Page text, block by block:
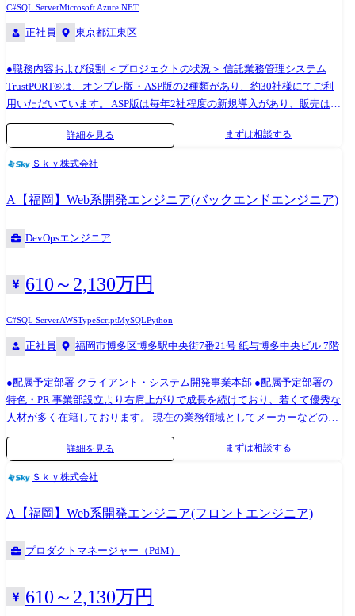
全般に変更の可能性があります。 ●部署の業務概要 仙台を拠点に東北エ
リアへ展開する、有店舗小売業のお客様向けに、基幹系・情報系システ
に向けた提案や当社アセット適用も行っています。
C#SQL ServerMicrosoft Azure .NET
正社員 東京都江東区
●職務内容および役割 ＜プロジェクトの状況＞ 信託業務管理システム
TrustPORT®は、オンプレ版・ASP版の2種類があり、約30社様にてご利
用いただいています。 ASP版は毎年2社程度の新規導入があり、販売は好
調です。 システムの運用保守、顧客要望に基づく開発、新規顧客の導入
支援など、小中規模の案件が多く、各メンバがPMとして複数案件を担当
しています。 ※信託業務管理システム TrustPORT®
で長年にわたり、多数の信託銀行向けに実施してきた受託資産管理シス
テムの個別開発、および信託業務管理システムパッケージの提供を通じ
て培ったノウハウと経験を生かして構築した信託業務システムパッケー
ジです。 ＜職務内容および役割> 信託系システムの主管部門として、保
業をPM指示のもと実施いただき、キャッチアップ後はPMとしてご活躍
いただくことを期待しています。 ●運用保守: 顧客の照会対応や障害対
果物レビュー、顧客への報告等。 ※ 設計・構築の実作業はプロジェク
ージ ＜部署の業務概要＞ 信託を扱う金融機関や信託会社のお客様が、業
務を円滑に管理できるよう支援する信託業務管理システム TrustPORT®の
主管部門です。 オンプレ版、ASP版の2種類があり、約30社様にてご利用
いただいています。 ASP版は毎年2社程度の新規導入があり、販売は好調
です。 システムの運用保守、顧客要望に基づく開発、新規顧客の導入支
援など、幅広い業務を担当しています。 ＜メッセージ＞ 基本的な勤務地
ェクトによっては、顧客先での作業が発生することがあります。 (常駐勤
務ではありません) 責任を持って主体的に業務に取り組める方を歓迎いた
します。 変更の範囲:当面の間は本職務に従事いただく予定です。適性に
より当社業務全般に変更の可能性があります。
詳細を見る まずは相談する
Ｓｋｙ株式会社
A【福岡】Web系開発エンジニア(バックエンドエンジニア)
DevOpsエンジニア
610～2,130万円
C#SQL ServerAWSTypeScriptMySQLPython
正社員 福岡市博多区博多駅中央街7番21号 紙与博多中央ビル 7階
●配属予定部署 クライアント・システム開発事業本部 ●配属予定部署の
特色・PR 事業部設立より右肩上がりで成長を続けており、若くて優秀な
人材が多く在籍しております。 現在の業務領域としてメーカーなどの製
造業の案件が多くを占めておりますが、今後は金融業や小売業、流通、
物流、デベロッパーなどの製造業以外の業界も拡大を進めていく方針で
も多く、要件定義や基本設計など、開発工程の上流から対応する業務が
多く、PM、PL、SMも多く在籍しております。 ※職務内容変更の可能性:
有 ※変更の範囲:会社の定める業務 大手企業を中心に業務系システムや
Webアプリ開発プロジェクトの上流から開発工程まで幅広くご担当いた
だきます。 業務内容は多岐にわたっており、プロジェクトマネジメン
や、要件定義、基本設計など開発上流からの対応。 サーバレスアーキテ
クチャなどのクラウド設計、開発。 UIライブラリやフレームワークを用
詳細を見る まずは相談する
Ｓｋｙ株式会社
A【福岡】Web系開発エンジニア(フロントエンジニア)
プロダクトマネージャー（PdM）
610～2,130万円